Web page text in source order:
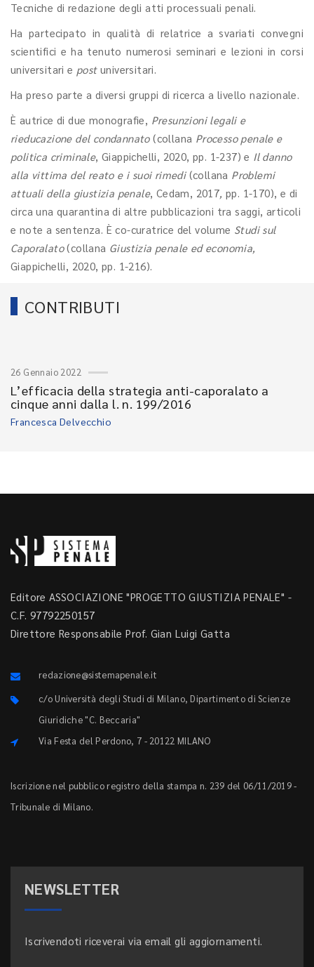
Tecniche di redazione degli atti processuali penali.
Ha partecipato in qualità di relatrice a svariati convegni
scientifici e ha tenuto numerosi seminari e lezioni in corsi
universitari e postuniversitari.
Ha preso parte a diversi gruppi di ricerca a livello nazionale.
È autrice di due monografie, Presunzioni legali e
rieducazione del condannato(collana Processo penale e
politica criminale, Giappichelli, 2020, pp. 1-237) e Il danno
alla vittima del reato e i suoi rimedi(collana Problemi
attuali della giustizia penale, Cedam, 2017, pp. 1-170), e di
circa una quarantina di altre pubblicazioni tra saggi, articoli
e note a sentenza. È co-curatrice del volume Studi sul
Caporalato(collana Giustizia penale ed economia,
Giappichelli, 2020, pp. 1-216).
CONTRIBUTI
26 Gennaio 2022
L’efficacia della strategia anti-caporalato a
cinque anni dalla l. n. 199/2016
Francesca Delvecchio
Editore ASSOCIAZIONE "PROGETTO GIUSTIZIA PENALE" -
C.F. 97792250157
Direttore Responsabile Prof. Gian Luigi Gatta
redazione@sistemapenale.it
c/o Università degli Studi di Milano, Dipartimento di Scienze
Giuridiche "C. Beccaria"
Via Festa del Perdono, 7 - 20122 MILANO
Iscrizione nel pubblico registro della stampa n. 239 del 06/11/2019 -
Tribunale di Milano.
NEWSLETTER
Iscrivendoti riceverai via email gli aggiornamenti.